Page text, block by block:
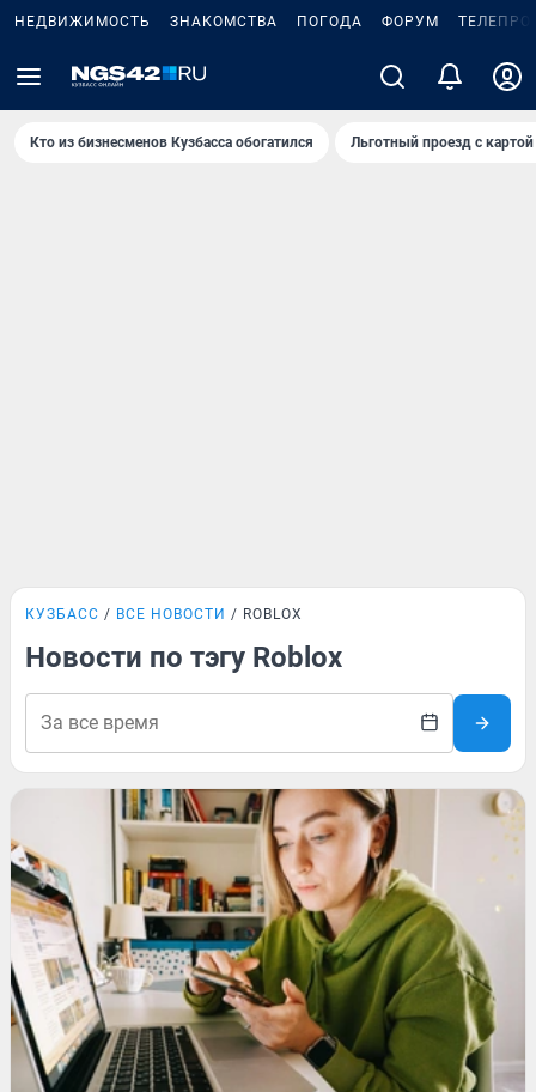
НЕДВИЖИМОСТЬ ЗНАКОМСТВА ПОГОДА ФОРУМ
Кто из бизнесменов Кузбасса обогатился Льготный проезд с
КУЗБАСС ВСЕ НОВОСТИ ROBLOX
Новости по тэгу Roblox